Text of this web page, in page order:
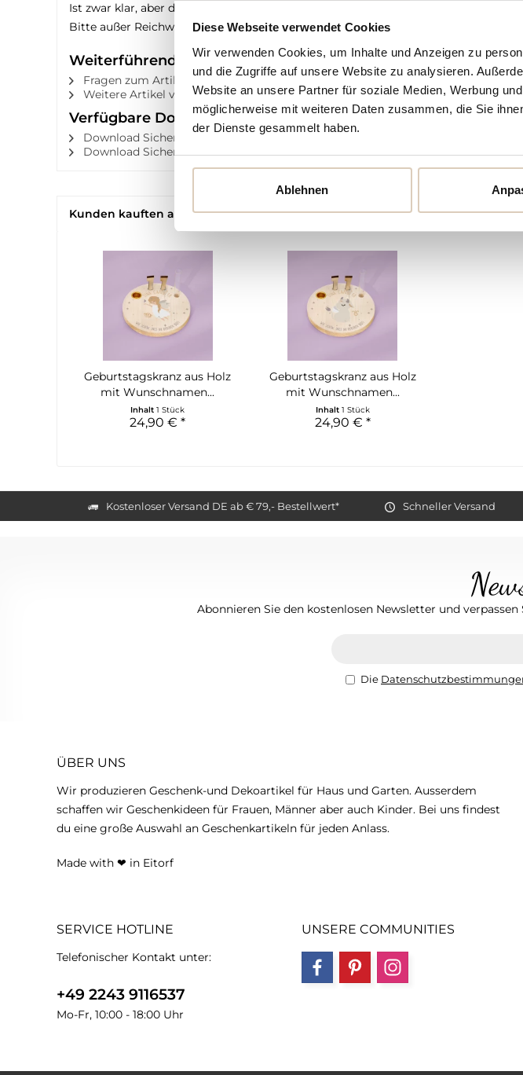
Diese Webseite verwendet Cookies
Wir verwenden Cookies, um Inhalte und Anzeigen zu
und die Zugriffe auf unsere Website zu analysieren.
Website an unsere Partner für soziale Medien, Werbung
möglicherweise mit weiteren Daten zusammen, die Sie
der Dienste gesammelt haben.
Ablehnen
Ist zwar klar, aber der Sicherheit halber: Die Milchzahndose ist kein Spielzeug,
Bitte außer Reichweite kleiner Kinder aufbewahr
Weiterführende Links zu "Personalisierte Milchzahndose mit
Fragen zum Artikel?
Weitere Artikel von Blimmel Blammel
Verfügbare Downloads:
Download Sicherheitsdatenblatt nach GPSR
Download Sicherheitsdatenblatt nach GPSR
Kunden kauften auch Kunden haben sich ebenfalls angesehen
Geburtstagskranz aus Holz
mit Wunschnamen...
Inhalt1 Stück
24,90 € *
Geburtstagskranz aus Holz
mit Wunschnamen...
Inhalt 1 Stück
24,90 € *
Kostenloser Versand DE ab € 79,- Bestellwert* Schneller Versand
Abonnieren Sie den kostenlosen Newsletter und
Die
ÜBER UNS
Wir produzieren Geschenk-und Dekoartikel für Haus und Garten. Ausserdem
schaffen wir Geschenkideen für Frauen, Männer aber auch Kinder. Bei uns findest
du eine große Auswahl an Geschenkartikeln für jeden Anlass.
Made with ❤ in Eitorf
SERVICE HOTLINE
Telefonischer Kontakt unter:
+49 2243 9116537
Mo-Fr, 10:00 - 18:00 Uhr
UNSERE COMMUNITIES